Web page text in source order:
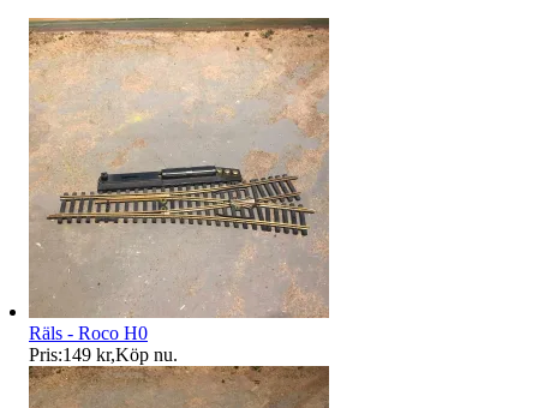
Räls - Roco H0
Pris:149 kr,Köp nu.